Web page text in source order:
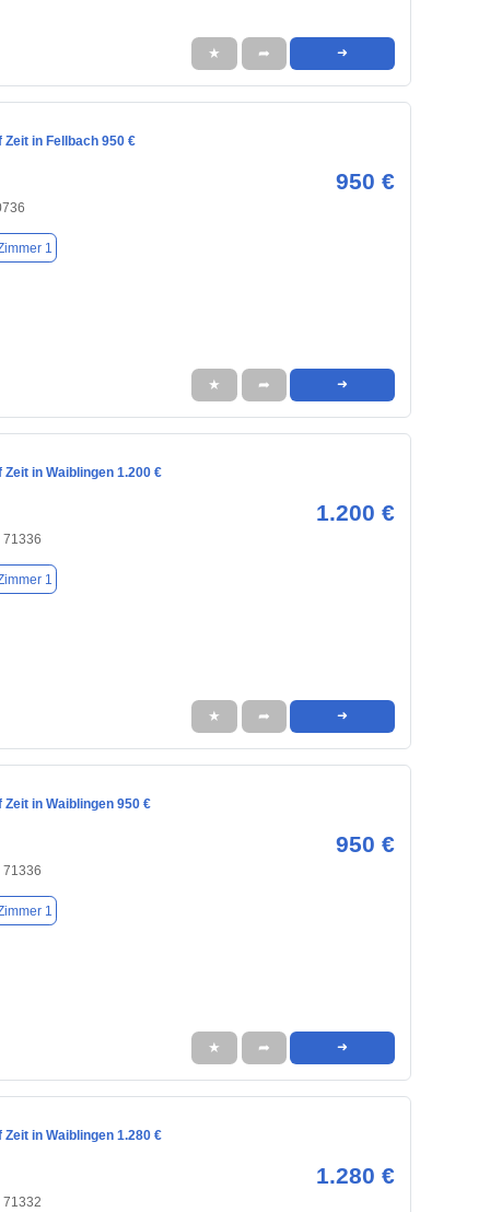
★ ➦ ➜
Zeit in Fellbach 950 €
950 €
1
★ ➦ ➜
Zeit in Waiblingen 1.200 €
1.200 €
71336
1
★ ➦ ➜
Zeit in Waiblingen 950 €
950 €
71336
1
★ ➦ ➜
Zeit in Waiblingen 1.280 €
1.280 €
71332